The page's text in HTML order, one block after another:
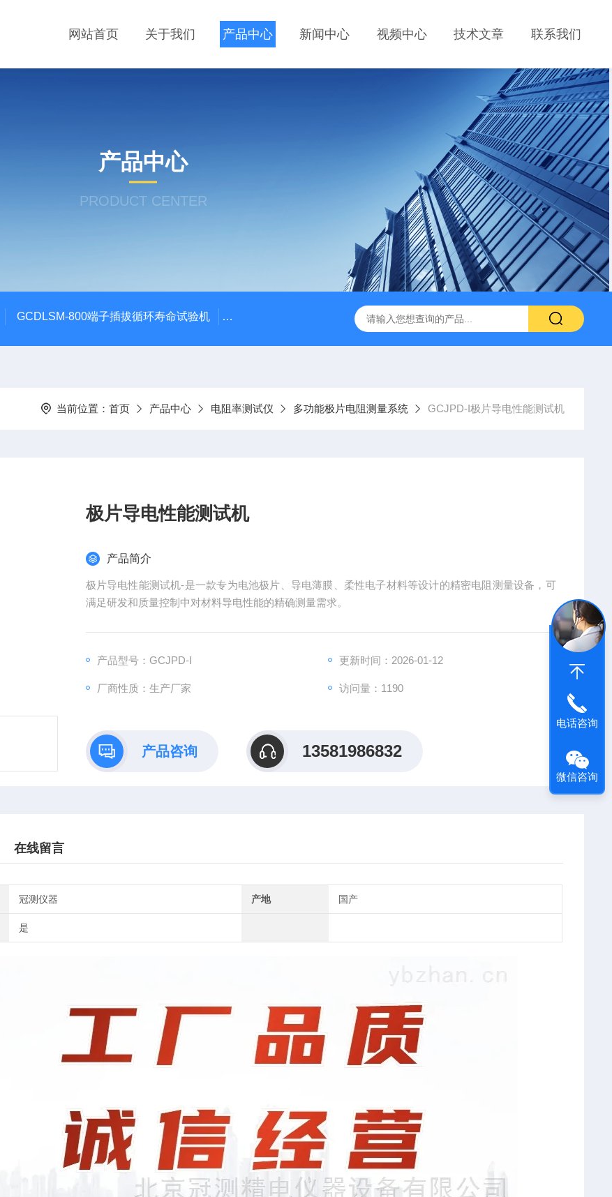
网站首页 关于我们 产品中心 新闻中心 视频中心 技术文章 联系我们
产品中心
PRODUCT CENTER
GCDLSM-800端子插拔循环寿命试验机 GCDLSM-800端子高低温循环测试仪 GCDLSM-800端子电流循环寿命试
当前位置： 首页 产品中心 电阻率测试仪 多功能极片电阻测量系统 GCJPD-I极片导电性能测试机
极片导电性能测试机
产品简介
极片导电性能测试机-是一款专为电池极片、导电薄膜、柔性电子材料等设计的精密电阻测量设备，可
满足研发和质量控制中对材料导电性能的精确测量需求。
产品型号：GCJPD-I 更新时间：2026-01-12
厂商性质：生产厂家 访问量：1190
产品咨询 13581986832
在线留言
冠测仪器 产地 国产
是
电话咨询
微信咨询